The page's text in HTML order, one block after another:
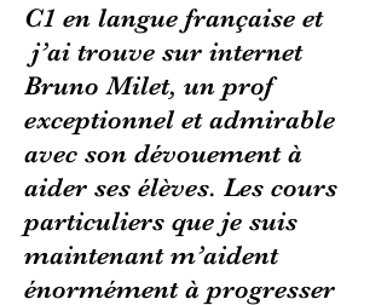
C1 en langue française et
j’ai trouve sur internet
Bruno Milet, un prof
exceptionnel et admirable
avec son dévouement à
aider ses élèves. Les cours
particuliers que je suis
maintenant m’aident
énormément à progresser